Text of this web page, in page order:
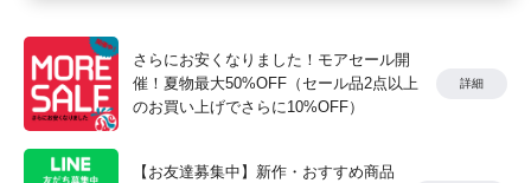
さらにお安くなりました！モアセール開
催！夏物最大50%OFF（セール品2点以上
のお買い上げでさらに10%OFF）
詳細
【お友達募集中】新作・おすすめ商品